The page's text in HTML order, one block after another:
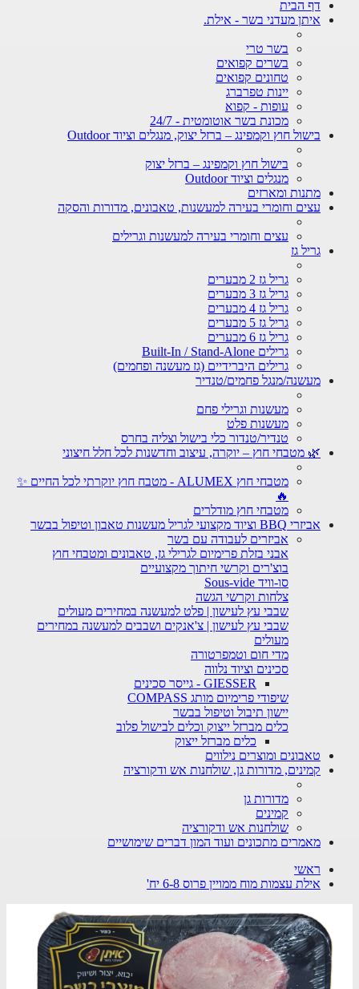
דף הבית
איתן מעדני בשר - אילת.
בשר טרי
בשרים קפואים
טחונים קפואים
יינות טפרברג
עופות - קפוא
מכונת בשר אוטומטית - 24/7
בישול חוץ וקמפינג – ברזל יצוק, מנגלים וציוד Outdoor
בישול חוץ וקמפינג – ברזל יצוק
מנגלים וציוד Outdoor
מתנות ומארזים
עצים וחומרי בעירה למעשנות, טאבונים, מדורות והסקה
עצים וחומרי בעירה למעשנות וגרילים
גריל גז
גריל גז 2 מבערים
גריל גז 3 מבערים
גריל גז 4 מבערים
גריל גז 5 מבערים
גריל גז 6 מבערים
גרילים Built-In / Stand-Alone
גרילים היברידיים (גז מעשנה ופחמים)
מעשנה/מנגל פחמים/טנדיר
מעשנות וגרילי פחם
מעשנות פלט
טנדיר/טנדור כלי בישול וצליה בחרס
🌿 מטבחי חוץ – יוקרה, עיצוב וחדשנות לכל חלל חיצוני
מטבחי חוץ ALUMEX - מטבח חוץ יוקרתי לכל החיים ✨
מטבחי חוץ מודלרים
אביזרי BBQ וציוד מקצועי לגריל מעשנות טאבון וטיפול בבשר
אביזרים לעבודה עם בשר
אבני בזלת פרימיום לגרילי גז, טאבונים ומטבחי חוץ
בוצ'רים וקרשי חיתוך מקצועיים
סו-וויד Sous-vide
צלחות וקרשי הגשה
שבבי עץ לעישון | פלט למעשנה במחירים מעולים
שבבי עץ לעישון | צ'אנקים ושבבים למעשנה במחירים
מעולים
מדי חום וטמפרטורה
סכינים וציוד נלווה
GIESSER - גייסר סכינים
שיפודי פרימיום מותג COMPASS
יישון תיבול וטיפול בבשר
כלים מברזל ייצוק וכלים לבישול פלוב
כלים מברזל ייצוק
טאבונים ומוצרים נילווים
קמינים, מדורות גן, שולחנות אש ודקורציה
מדורות גן
קמינים
שולחנות אש ודקורציה
מאמרים מתכונים ועוד המון דברים שימושיים
ראשי
אילת עצמות מוח ממויין פרוס 6-8 יח'